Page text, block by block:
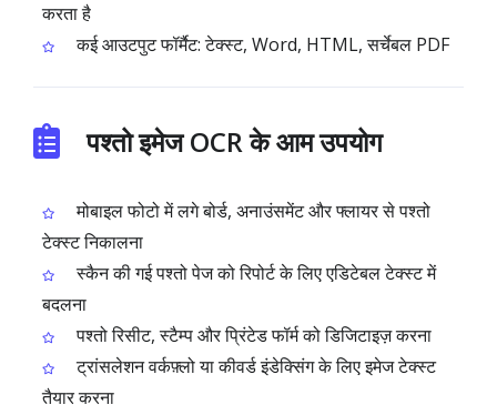
करता है
कई आउटपुट फॉर्मैट: टेक्स्ट, Word, HTML, सर्चेबल PDF
पश्तो इमेज OCR के आम उपयोग
मोबाइल फोटो में लगे बोर्ड, अनाउंसमेंट और फ्लायर से पश्तो
टेक्स्ट निकालना
स्कैन की गई पश्तो पेज को रिपोर्ट के लिए एडिटेबल टेक्स्ट में
बदलना
पश्तो रिसीट, स्टैम्प और प्रिंटेड फॉर्म को डिजिटाइज़ करना
ट्रांसलेशन वर्कफ़्लो या कीवर्ड इंडेक्सिंग के लिए इमेज टेक्स्ट
तैयार करना